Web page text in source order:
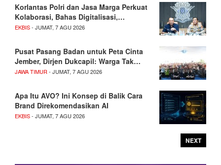
Korlantas Polri dan Jasa Marga Perkuat
Kolaborasi, Bahas Digitalisasi,…
EKBIS- JUMAT, 7 AGU 2026
Pusat Pasang Badan untuk Peta Cinta
Jember, Dirjen Dukcapil: Warga Tak…
JAWA TIMUR - JUMAT, 7 AGU 2026
Apa Itu AVO? Ini Konsep di Balik Cara
Brand Direkomendasikan AI
EKBIS- JUMAT, 7 AGU 2026
NEXT